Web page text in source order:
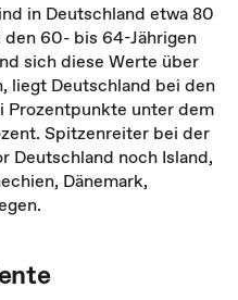
in Deutschland etwa 80
60- bis 64-Jährigen
sich diese Werte über
liegt Deutschland bei den
Prozentpunkte unter dem
Spitzenreiter bei der
Deutschland noch Island,
Dänemark,